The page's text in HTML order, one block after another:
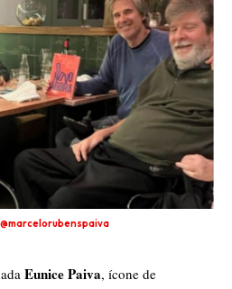
Eunice Paiva, ícone de